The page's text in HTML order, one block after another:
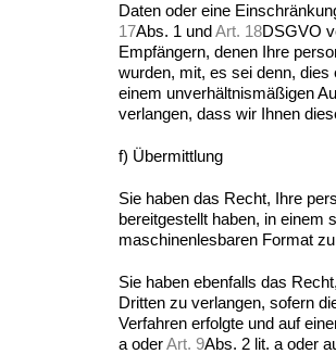
Daten oder eine
17Abs. 1 undArt. 18DSGVO
Empfängern, denen Ihre
wurden, mit, es sei denn,
einem unverhältnismäßigen
verlangen, dass wir Ihnen
f) Übermittlung
Sie haben das Recht, Ihre
bereitgestellt haben, in einem
maschinenlesbaren Format
Sie haben ebenfalls das
Dritten zu verlangen, sofern
Verfahren erfolgte und auf
a oderArt. 9Abs. 2 lit. a oder